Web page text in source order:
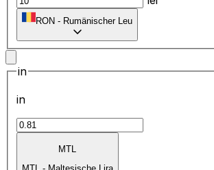
RON - Rumänischer Leu
in
in
MTL